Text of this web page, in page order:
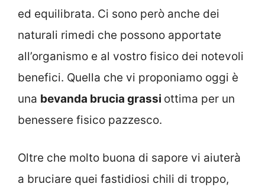
ed equilibrata. Ci sono però anche dei
naturali rimedi che possono apportate
all’organismo e al vostro fisico dei notevoli
benefici. Quella che vi proponiamo oggi è
una bevanda brucia grassi ottima per un
benessere fisico pazzesco.
Oltre che molto buona di sapore vi aiuterà
a bruciare quei fastidiosi chili di troppo,